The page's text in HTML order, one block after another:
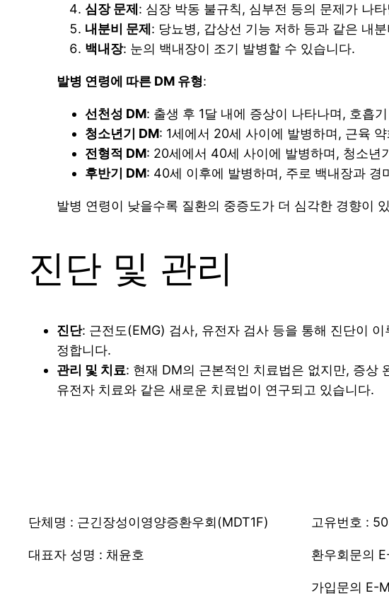
심장 문제: 심장 박동 불규칙, 심부전 등의 문제가 나
내분비 문제: 당뇨병, 갑상선 기능 저하 등과 같은 내
백내장: 눈의 백내장이 조기 발병할 수 있습니다.
발병 연령에 따른 DM 유형:
선천성 DM: 출생 후 1달 내에 증상이 나타나며, 호흡
청소년기 DM: 1세에서 20세 사이에 발병하며, 근육
전형적 DM: 20세에서 40세 사이에 발병하며, 청소년
후반기 DM: 40세 이후에 발병하며, 주로 백내장과 경
발병 연령이 낮을수록 질환의 중증도가 더 심각한 경향이
진단 및 관리
진단: 근전도(EMG) 검사, 유전자 검사 등을 통해 진단이
정합니다.
관리 및 치료: 현재 DM의 근본적인 치료법은 없지만, 증상
유전자 치료와 같은 새로운 치료법이 연구되고 있습니다.
단체명 : 근긴장성이영양증환우회(MDT1F)
대표자 성명 : 채윤호
고유번호 :
환우회문의
가입문의 E-